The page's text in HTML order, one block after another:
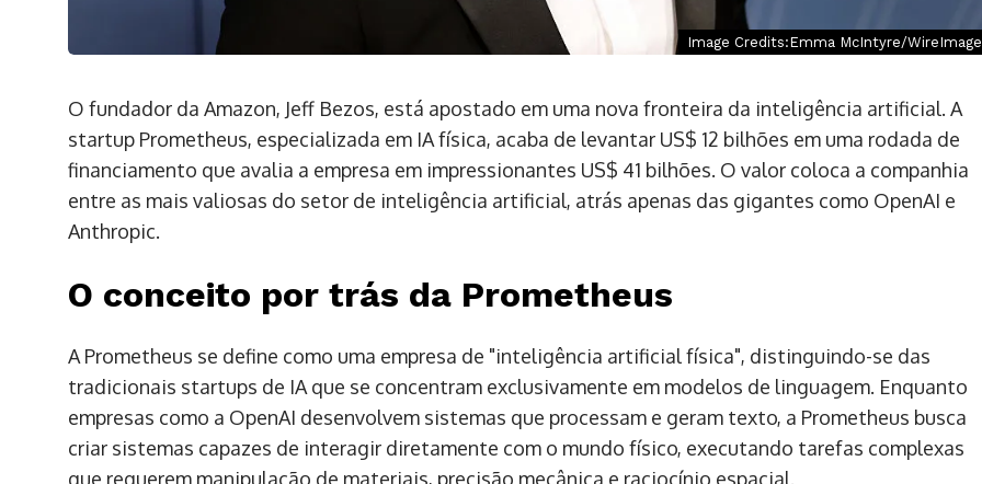
Image Credits:Emma McIntyre/WireImage
O fundador da Amazon, Jeff Bezos, está apostado em uma nova fronteira da inteligência artificial. A
startup Prometheus, especializada em IA física, acaba de levantar US$ 12 bilhões em uma rodada de
financiamento que avalia a empresa em impressionantes US$ 41 bilhões. O valor coloca a companhia
entre as mais valiosas do setor de inteligência artificial, atrás apenas das gigantes como OpenAI e
Anthropic.
O conceito por trás da Prometheus
A Prometheus se define como uma empresa de "inteligência artificial física", distinguindo-se das
tradicionais startups de IA que se concentram exclusivamente em modelos de linguagem. Enquanto
empresas como a OpenAI desenvolvem sistemas que processam e geram texto, a Prometheus busca
criar sistemas capazes de interagir diretamente com o mundo físico, executando tarefas complexas
que requerem manipulação de materiais, precisão mecânica e raciocínio espacial.